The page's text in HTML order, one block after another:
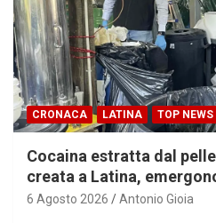
CRONACA LATINA TOP NEWS
Cocaina estratta dal
creata a Latina,
6 Agosto 2026 Antonio Gioia